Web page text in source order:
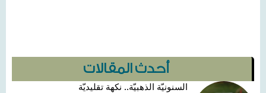
أحدث المقالات
السنونيّة الذهبيّة.. نكهة تقليديّة